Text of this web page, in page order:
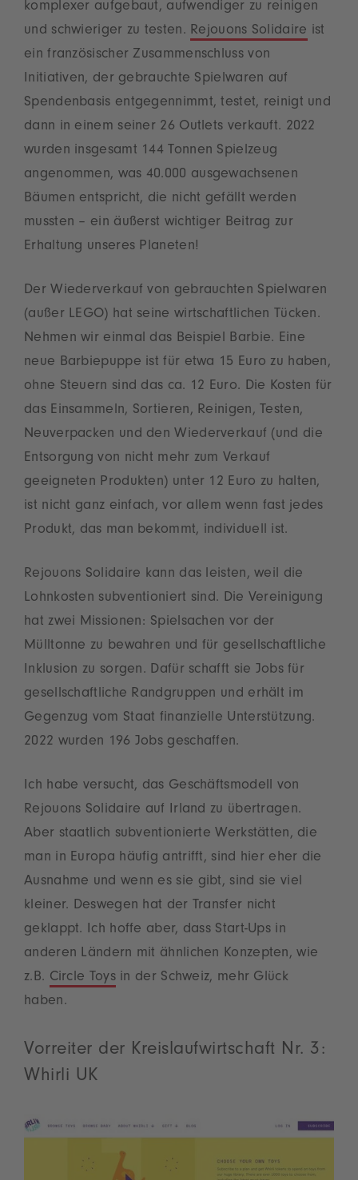
komplexer aufgebaut, aufwendiger zu reinigen
und schwieriger zu testen. Rejouons Solidaire ist
ein französischer Zusammenschluss von
Initiativen, der gebrauchte Spielwaren auf
Spendenbasis entgegennimmt, testet, reinigt und
dann in einem seiner 26 Outlets verkauft. 2022
wurden insgesamt 144 Tonnen Spielzeug
angenommen, was 40.000 ausgewachsenen
Bäumen entspricht, die nicht gefällt werden
mussten – ein äußerst wichtiger Beitrag zur
Erhaltung unseres Planeten!
Der Wiederverkauf von gebrauchten Spielwaren
(außer LEGO) hat seine wirtschaftlichen Tücken.
Nehmen wir einmal das Beispiel Barbie. Eine
neue Barbiepuppe ist für etwa 15 Euro zu haben,
ohne Steuern sind das ca. 12 Euro. Die Kosten für
das Einsammeln, Sortieren, Reinigen, Testen,
Neuverpacken und den Wiederverkauf (und die
Entsorgung von nicht mehr zum Verkauf
geeigneten Produkten) unter 12 Euro zu halten,
ist nicht ganz einfach, vor allem wenn fast jedes
Produkt, das man bekommt, individuell ist.
Rejouons Solidaire kann das leisten, weil die
Lohnkosten subventioniert sind. Die Vereinigung
hat zwei Missionen: Spielsachen vor der
Mülltonne zu bewahren und für gesellschaftliche
Inklusion zu sorgen. Dafür schafft sie Jobs für
gesellschaftliche Randgruppen und erhält im
Gegenzug vom Staat finanzielle Unterstützung.
2022 wurden 196 Jobs geschaffen.
Ich habe versucht, das Geschäftsmodell von
Rejouons Solidaire auf Irland zu übertragen.
Aber staatlich subventionierte Werkstätten, die
man in Europa häufig antrifft, sind hier eher die
Ausnahme und wenn es sie gibt, sind sie viel
kleiner. Deswegen hat der Transfer nicht
geklappt. Ich hoffe aber, dass Start-Ups in
anderen Ländern mit ähnlichen Konzepten, wie
z.B. Circle Toysin der Schweiz, mehr Glück
haben.
Vorreiter der Kreislaufwirtschaft Nr. 3:
Whirli UK